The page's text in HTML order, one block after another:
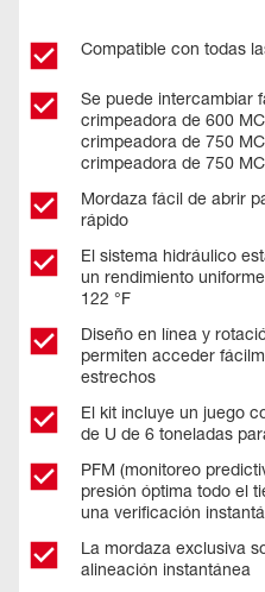
Compatible con todas
Se puede intercambiar
crimpeadora de 600
crimpeadora de 750
crimpeadora de 750
Mordaza fácil de abrir
rápido
El sistema hidráulico
un rendimiento
122 °F
Diseño en línea y
permiten acceder
estrechos
El kit incluye un juego
de U de 6 toneladas
PFM (monitoreo
presión óptima todo el
una verificación
La mordaza exclusiva
alineación instantánea